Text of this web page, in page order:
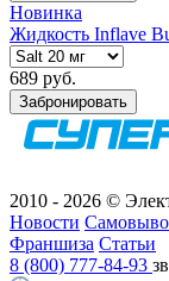
Новинка
Жидкость Inflave
689 руб.
Забронировать
2010 - 2026 ©
Новости
Франшиза Статьи
8 (800) 777-84-93